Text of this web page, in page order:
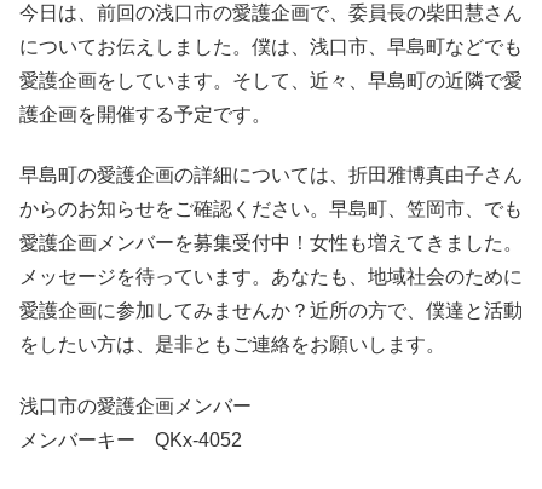
今日は、前回の浅口市の愛護企画で、委員長の柴田慧さん
についてお伝えしました。僕は、浅口市、早島町などでも
愛護企画をしています。そして、近々、早島町の近隣で愛
護企画を開催する予定です。
早島町の愛護企画の詳細については、折田雅博真由子さん
からのお知らせをご確認ください。早島町、笠岡市、でも
愛護企画メンバーを募集受付中！女性も増えてきました。
メッセージを待っています。あなたも、地域社会のために
愛護企画に参加してみませんか？近所の方で、僕達と活動
をしたい方は、是非ともご連絡をお願いします。
浅口市の愛護企画メンバー
メンバーキー QKx-4052